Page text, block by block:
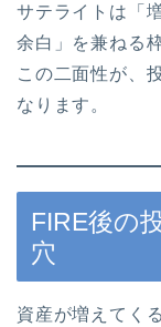
サテライトは「
余白」を兼ねる枠
この二面性が、
なります。
FIRE後の
穴
資産が増えてく